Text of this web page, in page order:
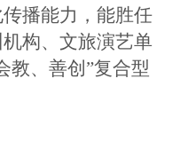
播能力，能胜任
构、文旅演艺单
教、善创”复合型